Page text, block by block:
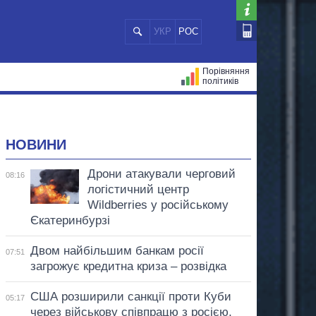
УКР РОС
Порівняння
політиків
НОВИНИ
08:16
Дрони атакували черговий
логістичний центр
Wildberries у російському
Єкатеринбурзі
07:51
Двом найбільшим банкам росії
загрожує кредитна криза – розвідка
05:17
США розширили санкції проти Куби
через військову співпрацю з росією,